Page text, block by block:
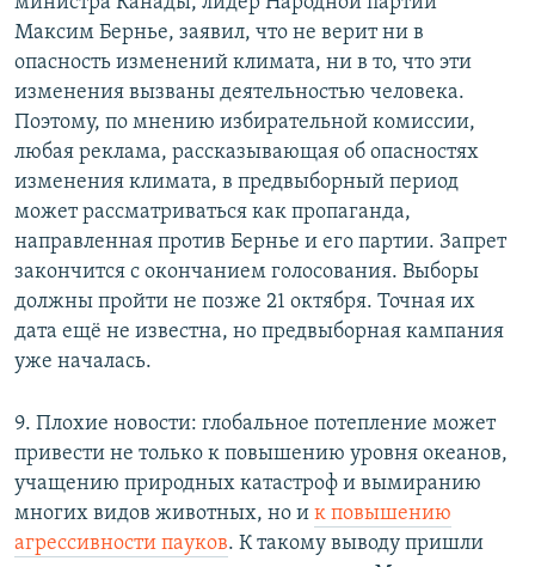
Максим Бернье, заявил, что не верит ни в
опасность изменений климата, ни в то, что эти
изменения вызваны деятельностью человека.
Поэтому, по мнению избирательной комиссии,
любая реклама, рассказывающая об опасностях
изменения климата, в предвыборный период
может рассматриваться как пропаганда,
направленная против Бернье и его партии. Запрет
закончится с окончанием голосования. Выборы
должны пройти не позже 21 октября. Точная их
дата ещё не известна, но предвыборная кампания
уже началась.
9. Плохие новости: глобальное потепление может
привести не только к повышению уровня океанов,
учащению природных катастроф и вымиранию
многих видов животных, но и к повышению
агрессивности пауков. К такому выводу пришли